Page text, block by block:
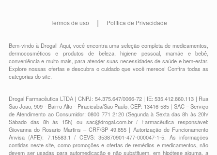
Termos de uso Política de Privacidade
Bem-vindo à Drogal! Aqui, você encontra uma seleção completa demedicamentos
dermocosméticos e produtos de beleza,higiene pessoal,mamãe e bebê
conveniênciae muito mais, para atender suas necessidades de saúde e bem-estar.
Explore nossas ofertas e descubra o cuidado que você merece!Confira todas as
categorias do site.
Drogal Farmacêutica LTDA | CNPJ: 54.375.647/0066-72 | IE: 535.412.860.113 | Rua
São João, 909 - Bairro Alto - Piracicaba/São Paulo, CEP: 13416-585 | SAC – Serviço
de Atendimento ao Consumidor: 0800 771 2120 (Segunda à Sexta das 8h às 20h/
Sábado das 8h às 15h) ou sac@drogal.com.br/ Farmacêutica responsável:
Giovanna do Rosario Martins – CRF/SP 49.855 | Autorização de Funcionamento
Anvisa (AFE): 7.15583.1 / CEVS: 353870901-477-000047-1-5. As informações
contidas neste site, como promoções e ofertas de remédios e medicamentos, não
devem ser usadas para automedicação e não substituem, em hipótese alguma, a